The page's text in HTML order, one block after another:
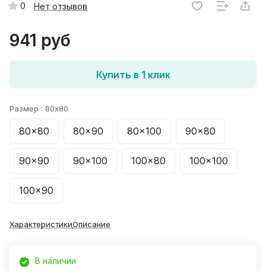
0 Нет отзывов
941 руб
Купить в 1 клик
Размер : 80x80
80x80 80x90 80x100 90x80
90x90 90x100 100x80 100x100
100x90
ХарактеристикиОписание
В наличии